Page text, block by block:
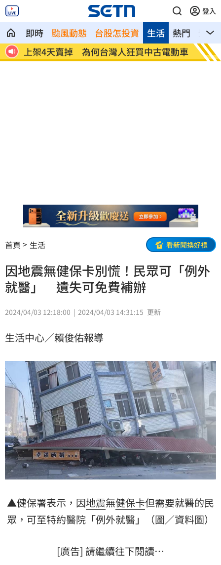
登入
即時 颱風動態 台股怎投資 熱門 影音
生活
車
昔暴瘦雙頰凹陷 大咖女星公開露臉狀態
曝
肥大
首頁 生活 看新聞換好禮
因地震無健保卡別慌！民眾可「例外
就醫」 遺失可免費補辦
2024/04/03 12:18:00 2024/04/03 14:31:15 更新
生活中心／賴俊佑報導
▲健保署表示，因地震無健保卡但需要就醫的民
眾，可至特約醫院「例外就醫」（圖／資料圖）
[廣告] 請繼續往下閱讀…